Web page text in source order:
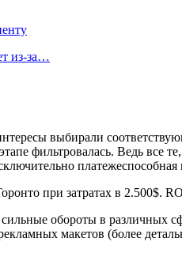
из-за…
выбирали
фильтровалась. Ведь все
обороты в
макетов (более